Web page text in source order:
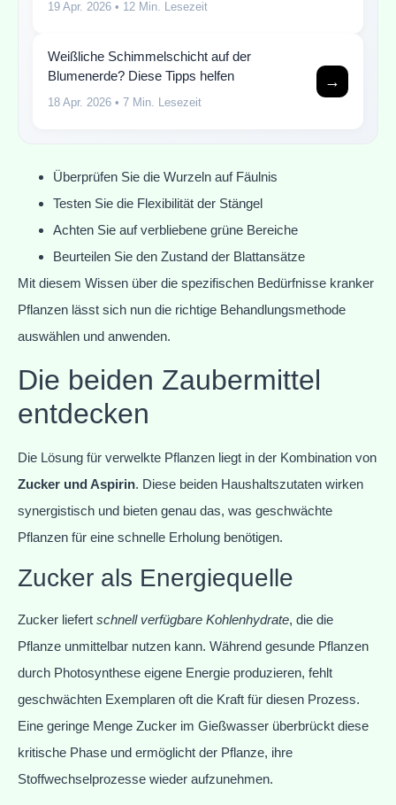
19 Apr. 2026 • 12 Min. Lesezeit
Weißliche Schimmelschicht auf der
Blumenerde? Diese Tipps helfen
18 Apr. 2026 • 7 Min. Lesezeit
→
Überprüfen Sie die Wurzeln auf Fäulnis
Testen Sie die Flexibilität der Stängel
Achten Sie auf verbliebene grüne Bereiche
Beurteilen Sie den Zustand der Blattansätze
Mit diesem Wissen über die spezifischen Bedürfnisse kranker
Pflanzen lässt sich nun die richtige Behandlungsmethode
auswählen und anwenden.
Die beiden Zaubermittel
entdecken
Die Lösung für verwelkte Pflanzen liegt in der Kombination von
Zucker und Aspirin. Diese beiden Haushaltszutaten wirken
synergistisch und bieten genau das, was geschwächte
Pflanzen für eine schnelle Erholung benötigen.
Zucker als Energiequelle
Zucker liefert schnell verfügbare Kohlenhydrate, die die
Pflanze unmittelbar nutzen kann. Während gesunde Pflanzen
durch Photosynthese eigene Energie produzieren, fehlt
geschwächten Exemplaren oft die Kraft für diesen Prozess.
Eine geringe Menge Zucker im Gießwasser überbrückt diese
kritische Phase und ermöglicht der Pflanze, ihre
Stoffwechselprozesse wieder aufzunehmen.